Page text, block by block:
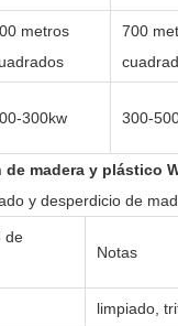
metros
700
300kw 300-
madera y plástico
y desperdicio de
de
Notas
limpiado,